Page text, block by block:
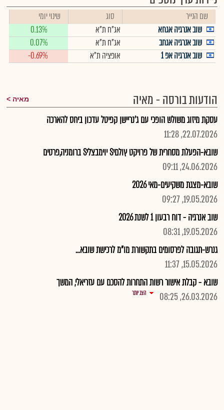
שם הנייר סוג
שינוי יומי
שוב אנרגיה אגחא
אג"ח ת"א
0.13%
שוב אנרגיה אגחב
אג"ח ת"א
0.07%
שוב אנרגיה אפ 1
אופציה ת"א -0.69%
הודעות בורסה - מאיה מאיה
עסקת מיזוג משולש הופכי עם ג'נריישן קפיטל עדכון ביחס להארכה
22.07.2026, 11:28
שובא-הפעלת מסחרית של פרויקט ץולםיS יוימבצליS ברומניה,פרטים
24.06.2026, 09:11
שובא-מצגת משקיעים-מאי 2026
19.05.2026, 09:27
שוב אנרגיה - דוח רבעון 1 לשנת 2026
19.05.2026, 08:31
גנרש-תגובה לפרסומים בתקשורת מו"מ לרכישת שובא...
15.05.2026, 11:37
שובא - קבלת אישור רשות התחרות להסכם עם עזריאלי, המשך
26.03.2026, 08:25
הצג יותר